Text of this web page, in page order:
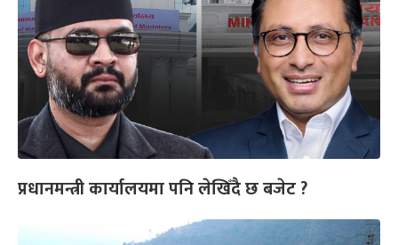
प्रधानमन्त्री कार्यालयमा पनि लेखिँदै छ बजेट ?